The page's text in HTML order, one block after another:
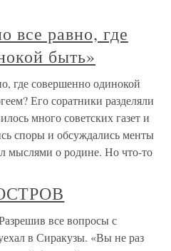
все равно, где
быть»
где совершенно одинокой
Его соратники разделяли
много советских газет и
споры и обсуждались менты
мыслями о родине. Но что-то
все вопросы с
в Сиракузы. «Вы не раз